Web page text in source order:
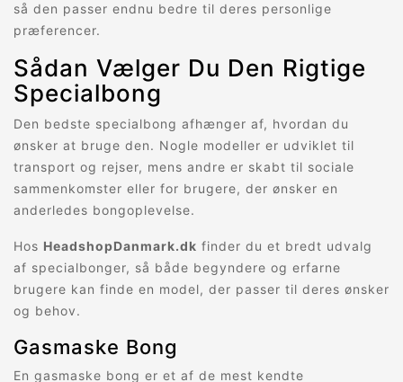
så den passer endnu bedre til deres personlige
præferencer.
Sådan Vælger Du Den Rigtige
Specialbong
Den bedste specialbong afhænger af, hvordan du
ønsker at bruge den. Nogle modeller er udviklet til
transport og rejser, mens andre er skabt til sociale
sammenkomster eller for brugere, der ønsker en
anderledes bongoplevelse.
Hos HeadshopDanmark.dk finder du et bredt udvalg
af specialbonger, så både begyndere og erfarne
brugere kan finde en model, der passer til deres ønsker
og behov.
Gasmaske Bong
En gasmaske bong er et af de mest kendte